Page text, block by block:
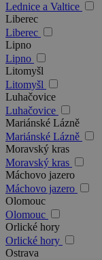
Lednice a Valtice
Liberec
Liberec
Lipno
Lipno
Litomyšl
Litomyšl
Luhačovice
Luhačovice
Mariánské Lázně
Mariánské Lázně
Moravský kras
Moravský kras
Máchovo jazero
Máchovo jazero
Olomouc
Olomouc
Orlické hory
Orlické hory
Ostrava